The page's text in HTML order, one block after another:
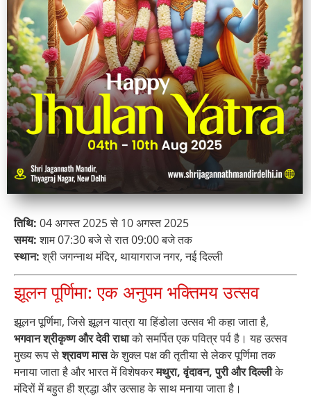
तिथि: 04 अगस्त 2025 से 10 अगस्त 2025
समय:शाम 07:30 बजे से रात 09:00 बजे तक
स्थान:श्री जगन्नाथ मंदिर, थायागराज नगर, नई दिल्ली
झूलन पूर्णिमा: एक अनुपम भक्तिमय उत्सव
झूलन पूर्णिमा, जिसे झूलन यात्रा या हिंडोला उत्सव भी कहा जाता है,
भगवान श्रीकृष्ण और देवी राधाको समर्पित एक पवित्र पर्व है। यह उत्सव
मुख्य रूप सेश्रावण मासके शुक्ल पक्ष की तृतीया से लेकर पूर्णिमा तक
मनाया जाता है और भारत में विशेषकरमथुरा, वृंदावन, पुरी और दिल्लीके
मंदिरों में बहुत ही श्रद्धा और उत्साह के साथ मनाया जाता है।